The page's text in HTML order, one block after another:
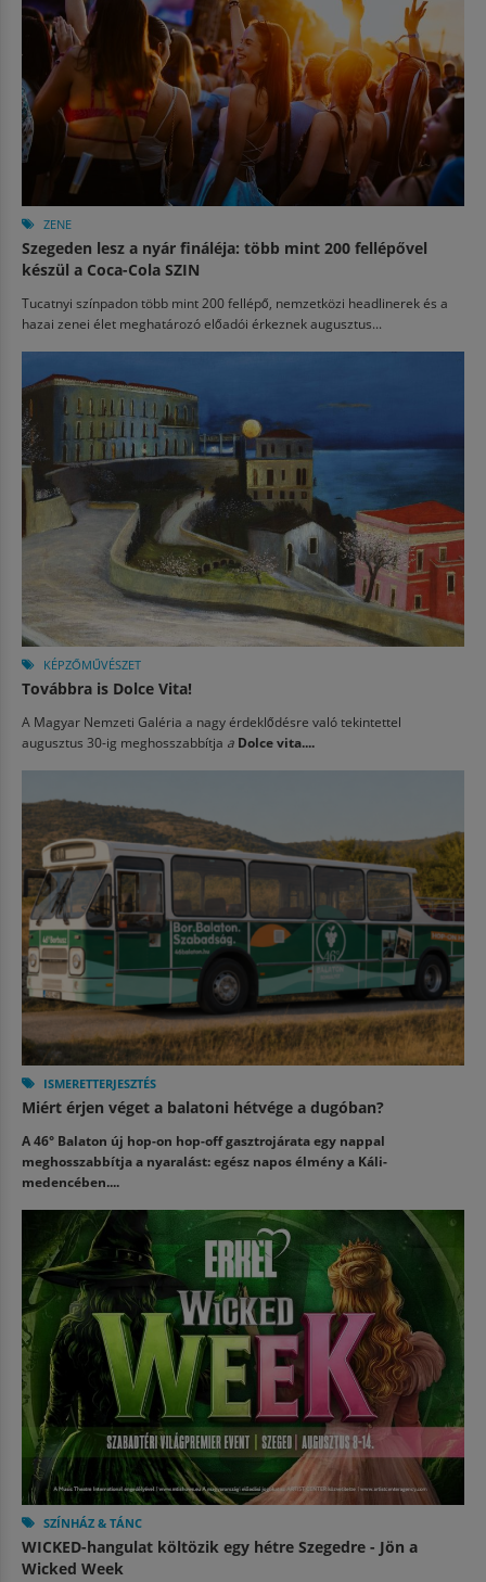
ZENE
Szegeden lesz a nyár fináléja: több mint 200 fellépővel
készül a Coca-Cola SZIN
Tucatnyi színpadon több mint 200 fellépő, nemzetközi headlinerek és a
hazai zenei élet meghatározó előadói érkeznek augusztus...
KÉPZŐMŰVÉSZET
Továbbra is Dolce Vita!
A Magyar Nemzeti Galéria a nagy érdeklődésre való tekintettel
augusztus 30-ig meghosszabbítja a Dolce vita....
ISMERETTERJESZTÉS
Miért érjen véget a balatoni hétvége a dugóban?
A 46° Balaton új hop-on hop-off gasztrojárata egy nappal
meghosszabbítja a nyaralást: egész napos élmény a Káli-
medencében....
SZÍNHÁZ & TÁNC
WICKED-hangulat költözik egy hétre Szegedre - Jön a
Wicked Week